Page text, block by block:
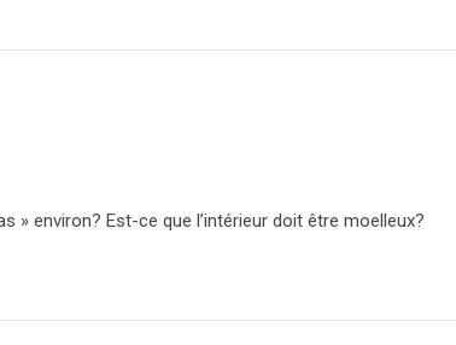
» environ? Est-ce que l’intérieur doit être moelleux?